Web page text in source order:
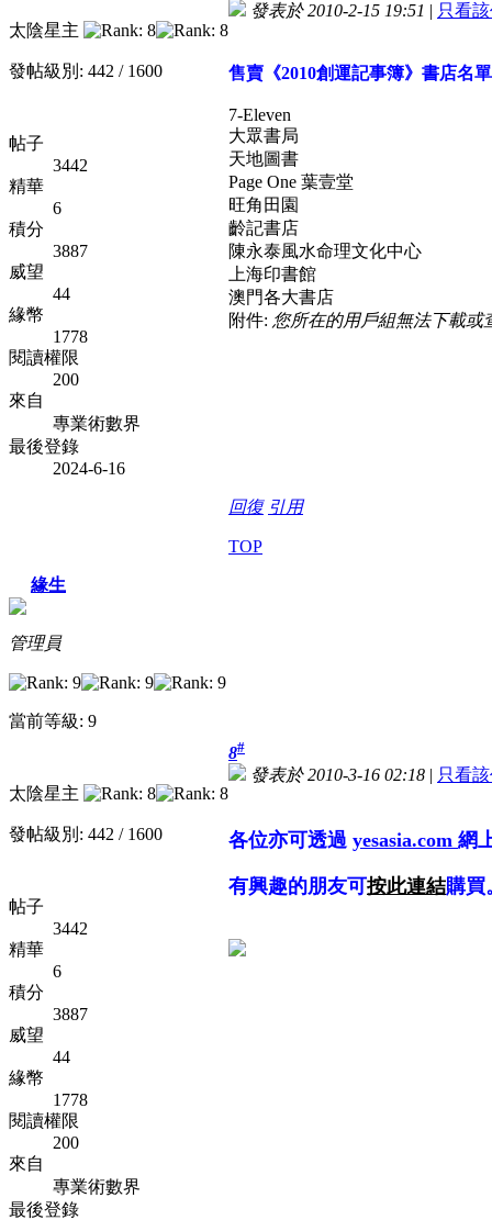
太陰星主
發帖級別: 442 / 1600
帖子
3442
精華
6
積分
3887
威望
44
緣幣
1778
閱讀權限
200
來自
專業術數界
最後登錄
2024-6-16
發表於 2010-2-15 19:51 | 只看
售賣《2010創運記事簿》書店名單
7-Eleven
大眾書局
天地圖書
Page One 葉壹堂
旺角田園
齡記書店
陳永泰風水命理文化中心
上海印書館
澳門各大書店
附件: 您所在的用戶組無法下載或
回復 引用
TOP
緣生
管理員
當前等級: 9
太陰星主
發帖級別: 442 / 1600
帖子
3442
精華
6
積分
3887
威望
44
緣幣
1778
閱讀權限
200
來自
專業術數界
最後登錄
8#
發表於 2010-3-16 02:18 | 只看
各位亦可透過 yesasia.com 網
有興趣的朋友可按此連結購買